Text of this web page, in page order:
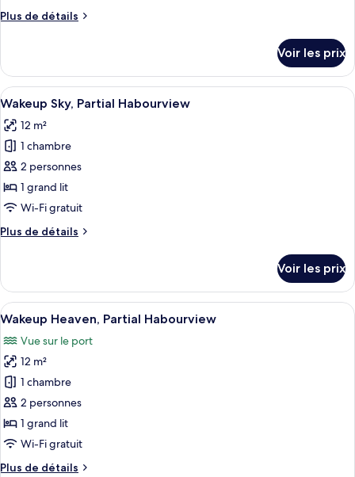
chambre :
Plus de détails
Plus
le
type
de
chambre
Wakeup
Standard
Voir les prix
Afficher
toutes
les
photos
pour
ce
type
chambre :
Partial
Habourview
Une chambre d’hôtel moderne
5
Wakeup Sky, Partial Habourview
12 m²
1 chambre
2 personnes
1 grand lit
Wi-Fi gratuit
Plus de détails
Plus
le
type
de
chambre
Wakeup
Sky,
Partial
Habourview
Voir les prix
Afficher
toutes
les
photos
pour
ce
type
de
chambre :
Une chambre d’hôtel moderne
6
Wakeup Heaven, Partial Habourview
Vue sur le port
12 m²
1 chambre
2 personnes
1 grand lit
Wi-Fi gratuit
Plus de détails
Plus